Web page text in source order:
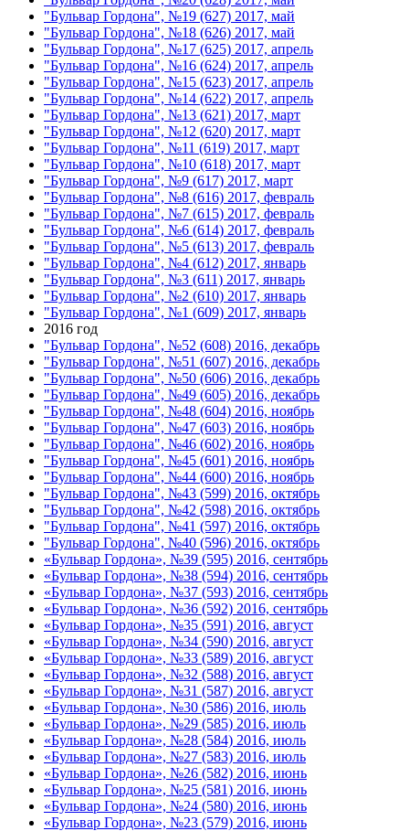
"Бульвар Гордона", №19 (627) 2017, май
"Бульвар Гордона", №18 (626) 2017, май
"Бульвар Гордона", №17 (625) 2017, апрель
"Бульвар Гордона", №16 (624) 2017, апрель
"Бульвар Гордона", №15 (623) 2017, апрель
"Бульвар Гордона", №14 (622) 2017, апрель
"Бульвар Гордона", №13 (621) 2017, март
"Бульвар Гордона", №12 (620) 2017, март
"Бульвар Гордона", №11 (619) 2017, март
"Бульвар Гордона", №10 (618) 2017, март
"Бульвар Гордона", №9 (617) 2017, март
"Бульвар Гордона", №8 (616) 2017, февраль
"Бульвар Гордона", №7 (615) 2017, февраль
"Бульвар Гордона", №6 (614) 2017, февраль
"Бульвар Гордона", №5 (613) 2017, февраль
"Бульвар Гордона", №4 (612) 2017, январь
"Бульвар Гордона", №3 (611) 2017, январь
"Бульвар Гордона", №2 (610) 2017, январь
"Бульвар Гордона", №1 (609) 2017, январь
2016 год
"Бульвар Гордона", №52 (608) 2016, декабрь
"Бульвар Гордона", №51 (607) 2016, декабрь
"Бульвар Гордона", №50 (606) 2016, декабрь
"Бульвар Гордона", №49 (605) 2016, декабрь
"Бульвар Гордона", №48 (604) 2016, ноябрь
"Бульвар Гордона", №47 (603) 2016, ноябрь
"Бульвар Гордона", №46 (602) 2016, ноябрь
"Бульвар Гордона", №45 (601) 2016, ноябрь
"Бульвар Гордона", №44 (600) 2016, ноябрь
"Бульвар Гордона", №43 (599) 2016, октябрь
"Бульвар Гордона", №42 (598) 2016, октябрь
"Бульвар Гордона", №41 (597) 2016, октябрь
"Бульвар Гордона", №40 (596) 2016, октябрь
«Бульвар Гордона», №39 (595) 2016, сентябрь
«Бульвар Гордона», №38 (594) 2016, сентябрь
«Бульвар Гордона», №37 (593) 2016, сентябрь
«Бульвар Гордона», №36 (592) 2016, сентябрь
«Бульвар Гордона», №35 (591) 2016, август
«Бульвар Гордона», №34 (590) 2016, август
«Бульвар Гордона», №33 (589) 2016, август
«Бульвар Гордона», №32 (588) 2016, август
«Бульвар Гордона», №31 (587) 2016, август
«Бульвар Гордона», №30 (586) 2016, июль
«Бульвар Гордона», №29 (585) 2016, июль
«Бульвар Гордона», №28 (584) 2016, июль
«Бульвар Гордона», №27 (583) 2016, июль
«Бульвар Гордона», №26 (582) 2016, июнь
«Бульвар Гордона», №25 (581) 2016, июнь
«Бульвар Гордона», №24 (580) 2016, июнь
«Бульвар Гордона», №23 (579) 2016, июнь